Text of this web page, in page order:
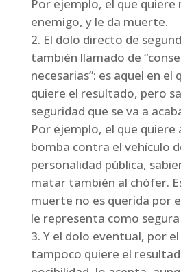
Por ejemplo, el que quiere
enemigo, y le da muerte.
El dolo directo de
también llamado de
necesarias”: es aquel en el
quiere el resultado, pero
seguridad que se va a
Por ejemplo, el que
bomba contra el vehículo
personalidad pública,
matar también al chófer.
muerte no es querida por
le representa como segura
Y el dolo eventual, por
tampoco quiere el